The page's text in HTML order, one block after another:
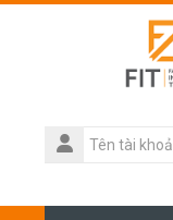
Tên
tài